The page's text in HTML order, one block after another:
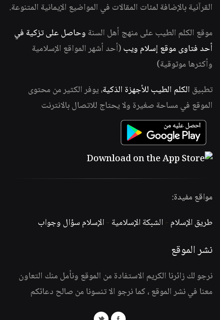
القرآنية بالإضافة لمئات المقالات في المواضيع الإيمانية المتنوعة.
موقع الكلم الطيب على منهج أهل السنة وحاصل على تزكية في
أحد فتاوى موقع إسلام ويب (أحد أشهر المواقع الإسلامية
وأكثرها موثوقية)
تطبيق الكلم الطيب للأجهزة الذكية، يوفر الكثير من محتوى
الموقع في مساحة صغيرة ولا يحتاج للاتصال بالانترنت
مواقع مفيدة:
طريق الإسلام -الشبكة الإسلامية -الإسلام سؤال وجواب
نشر الموقع
نرجو لك زائرنا الكريم الاستفادة من الموقع ونأمل منك التعاون
معنا في نشر الموقع ، كما نرجو الا تنسونا من صالح دعائكم